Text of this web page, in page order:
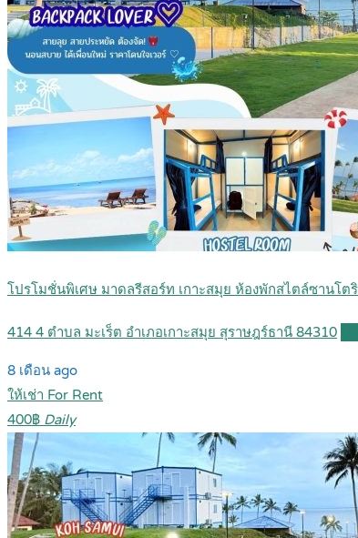
โปรโมชั่นพิเศษ มาดลรีสอร์ท เกาะสมุย ห้องพักสไตล์ซานโ
414 4 ตำบล มะเร็ต อำเภอเกาะสมุย สุราษฎร์ธานี 84310
8 เดือน ago
ให้เช่า For Rent
400฿ Daily